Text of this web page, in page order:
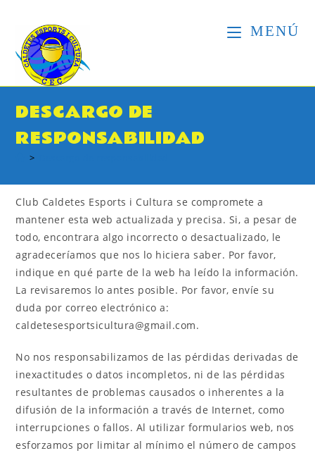
MENÚ
DESCARGO DE
RESPONSABILIDAD
>
Club Caldetes Esports i Cultura se compromete a
mantener esta web actualizada y precisa. Si, a pesar de
todo, encontrara algo incorrecto o desactualizado, le
agradeceríamos que nos lo hiciera saber. Por favor,
indique en qué parte de la web ha leído la información.
La revisaremos lo antes posible. Por favor, envíe su
duda por correo electrónico a:
caldetesesportsicultura@gmail.com.
No nos responsabilizamos de las pérdidas derivadas de
inexactitudes o datos incompletos, ni de las pérdidas
resultantes de problemas causados o inherentes a la
difusión de la información a través de Internet, como
interrupciones o fallos. Al utilizar formularios web, nos
esforzamos por limitar al mínimo el número de campos